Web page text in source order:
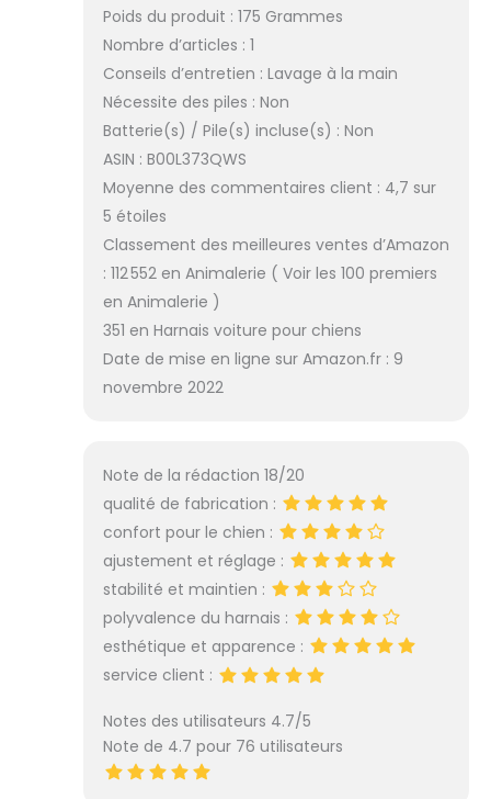
Poids du produit : 175 Grammes
Nombre d’articles : 1
Conseils d’entretien : Lavage à la main
Nécessite des piles : Non
Batterie(s) / Pile(s) incluse(s) : Non
ASIN : B00L373QWS
Moyenne des commentaires client : 4,7 sur
5 étoiles
Classement des meilleures ventes d’Amazon
: 112 552 en Animalerie ( Voir les 100 premiers
en Animalerie )
351 en Harnais voiture pour chiens
Date de mise en ligne sur Amazon.fr : 9
novembre 2022
Note de la rédaction 18/20
qualité de fabrication :
confort pour le chien :
ajustement et réglage :
stabilité et maintien :
polyvalence du harnais :
esthétique et apparence :
service client :
Notes des utilisateurs 4.7/5
Note de 4.7 pour 76 utilisateurs